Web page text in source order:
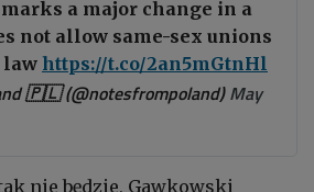
a major change in a
not allow same-sex unions
law https://t.co/2an5mGtnHl
🇵🇱 (@notesfrompoland)May
nie będzie, Gawkowski